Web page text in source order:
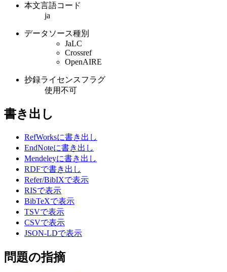
本文言語コード
ja
データソース種別
JaLC
Crossref
OpenAIRE
抄録ライセンスフラグ
使用不可
書き出し
RefWorksに書き出し
EndNoteに書き出し
Mendeleyに書き出し
RDFで書き出し
Refer/BibIXで表示
RISで表示
BibTeXで表示
TSVで表示
CSVで表示
JSON-LDで表示
問題の指摘